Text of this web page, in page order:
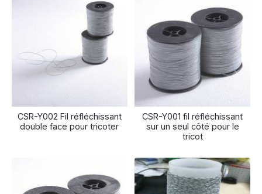
CSR-Y002 Fil réfléchissant
double face pour tricoter
CSR-Y001 fil réfléchissant
sur un seul côté pour le
tricot